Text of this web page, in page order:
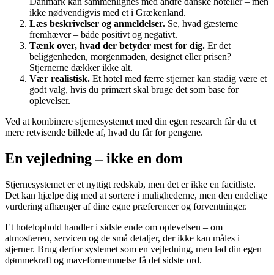
ikke nødvendigvis med et i Grækenland.
Læs beskrivelser og anmeldelser. Se, hvad gæsterne
fremhæver – både positivt og negativt.
Tænk over, hvad der betyder mest for dig. Er det
beliggenheden, morgenmaden, designet eller prisen?
Stjernerne dækker ikke alt.
Vær realistisk. Et hotel med færre stjerner kan stadig være et
godt valg, hvis du primært skal bruge det som base for
oplevelser.
Ved at kombinere stjernesystemet med din egen research får du et
mere retvisende billede af, hvad du får for pengene.
En vejledning – ikke en dom
Stjernesystemet er et nyttigt redskab, men det er ikke en facitliste.
Det kan hjælpe dig med at sortere i mulighederne, men den endelige
vurdering afhænger af dine egne præferencer og forventninger.
Et hotelophold handler i sidste ende om oplevelsen – om
atmosfæren, servicen og de små detaljer, der ikke kan måles i
stjerner. Brug derfor systemet som en vejledning, men lad din egen
dømmekraft og mavefornemmelse få det sidste ord.